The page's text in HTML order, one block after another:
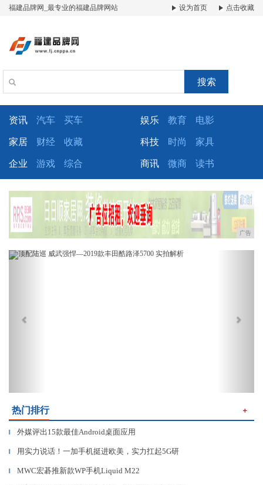
福建品牌网_最专业的福建品牌网站 设为首页 点击收藏
搜索
资讯 汽车 买车 娱乐 教育 电影
家居 财经 收藏 科技 时尚 家具
企业 游戏 综合 商讯 微商 读书
广告
Previous
热门排行 ＋
▎ 外媒评出15款最佳Android桌面应用
▎ 用实力说话！一加手机挺进欧美，实力扛起5G研
▎ MWC宏碁推新款WP手机Liquid M22